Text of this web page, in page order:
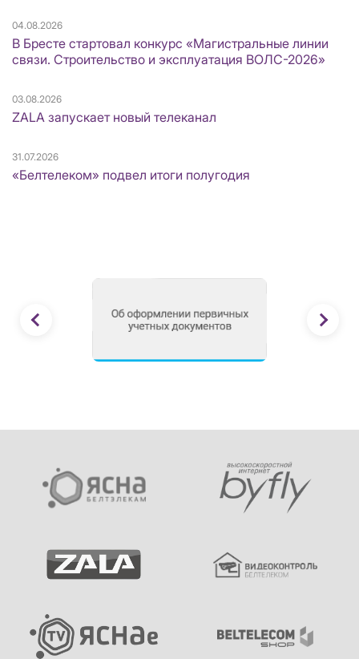
04.08.2026
В Бресте стартовал конкурс «Магистральные линии
связи. Строительство и эксплуатация ВОЛС-2026»
03.08.2026
ZALA запускает новый телеканал
31.07.2026
«Белтелеком» подвел итоги полугодия